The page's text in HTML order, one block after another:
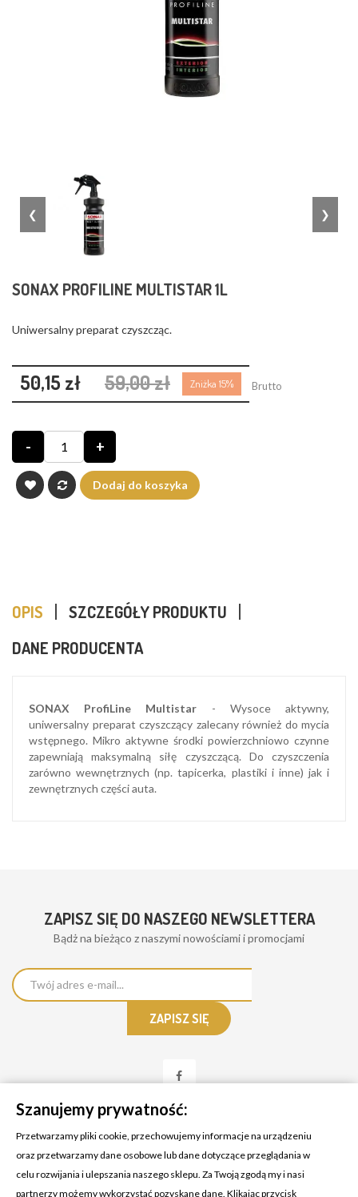
❮ ❯
SONAX PROFILINE MULTISTAR 1L
Uniwersalny preparat czyszcząc.
50,15 zł 59,00 zł Zniżka 15% Brutto
- +
Dodaj do koszyka
OPIS
SZCZEGÓŁY PRODUKTU
DANE PRODUCENTA
SONAX ProfiLine Multistar - Wysoce aktywny,
uniwersalny preparat czyszczący zalecany również do mycia
wstępnego. Mikro aktywne środki powierzchniowo czynne
zapewniają maksymalną siłę czyszczącą. Do czyszczenia
zarówno wewnętrznych (np. tapicerka, plastiki i inne) jak i
zewnętrznych części auta.
ZAPISZ SIĘ DO NASZEGO NEWSLETTERA
Bądż na bieżąco z naszymi nowościami i promocjami
KONTAKT Z NAMI
Szanujemy prywatność:
Przetwarzamy pliki cookie, przechowujemy informacje na urządzeniu
oraz przetwarzamy dane osobowe lub dane dotyczące przeglądania w
celu rozwijania i ulepszania naszego sklepu. Za Twoją zgodą my i nasi
partnerzy możemy wykorzystać pozyskane dane. Klikając przycisk